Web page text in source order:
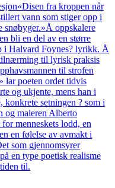
fra kroppen når
vann som stiger opp i
snøbyger.»Å oppskalere
bli en del av en større
i Halvard Foynes? lyrikk. Å
til lyrisk praksis
til strofen
lar poeten ordet tidvis
og ukjente, mens han i
setningen ? som i
og maleren Alberto
menneskets lodd, en
en følelse av avmakt i
som gjennomsyrer
en type poetisk realisme
til.